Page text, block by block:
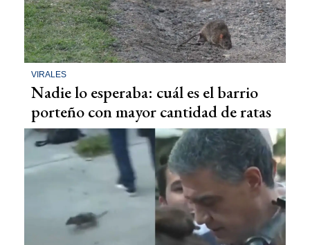
VIRALES
Nadie lo esperaba: cuál es el barrio
porteño con mayor cantidad de ratas